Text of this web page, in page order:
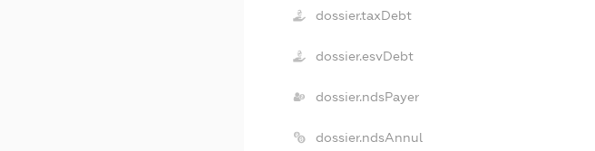
dossier.taxDebt
dossier.esvDebt
dossier.ndsPayer
dossier.ndsAnnul